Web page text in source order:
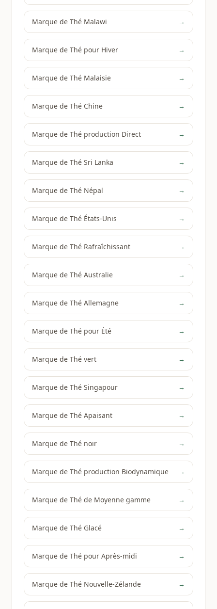
Marque de Thé Malawi →
Marque de Thé pour Hiver →
Marque de Thé Malaisie →
Marque de Thé Chine →
Marque de Thé production Direct →
Marque de Thé Sri Lanka →
Marque de Thé Népal →
Marque de Thé États-Unis →
Marque de Thé Rafraîchissant →
Marque de Thé Australie →
Marque de Thé Allemagne →
Marque de Thé pour Été →
Marque de Thé vert →
Marque de Thé Singapour →
Marque de Thé Apaisant →
Marque de Thé noir →
Marque de Thé production Biodynamique →
Marque de Thé de Moyenne gamme →
Marque de Thé Glacé →
Marque de Thé pour Après-midi →
Marque de Thé Nouvelle-Zélande →